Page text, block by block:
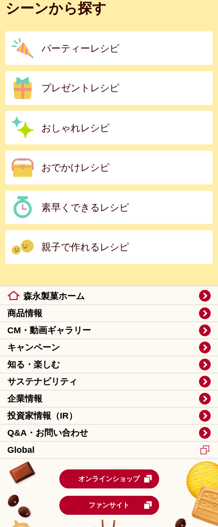
シーンから探す
パーティーレシピ
プレゼントレシピ
おしゃれレシピ
おでかけレシピ
素早くできるレシピ
親子で作れるレシピ
森永製菓ホーム
商品情報
CM・動画ギャラリー
キャンペーン
知る・楽しむ
サステナビリティ
企業情報
投資家情報（IR）
Q&A・お問い合わせ
Global
オンラインショップ
ファンサイト